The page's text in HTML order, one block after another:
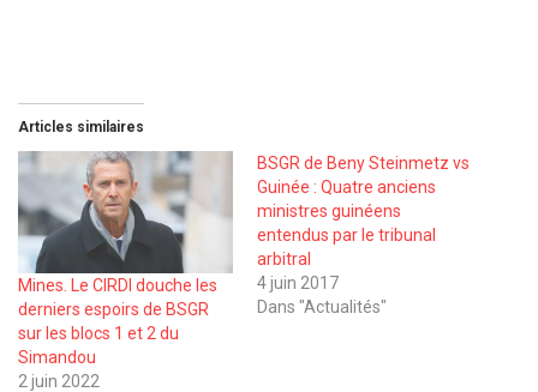
Articles similaires
Mines. Le CIRDI douche les
derniers espoirs de BSGR
sur les blocs 1 et 2 du
Simandou
2 juin 2022
BSGR de Beny Steinmetz vs
Guinée : Quatre anciens
ministres guinéens
entendus par le tribunal
arbitral
4 juin 2017
Dans "Actualités"